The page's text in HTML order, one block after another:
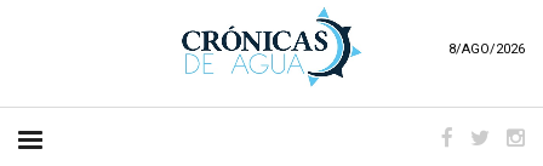
8/AGO/2026